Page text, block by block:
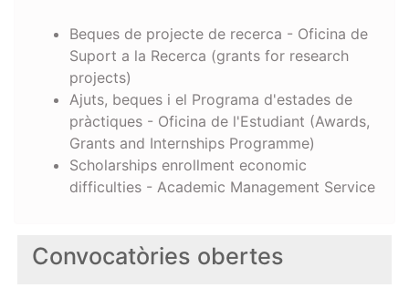
Convocatòries obertes
Beques de projecte de recerca - Oficina de
Suport a la Recerca (grants for research
projects)
Ajuts, beques i el Programa d'estades de
pràctiques - Oficina de l'Estudiant (Awards,
Grants and Internships Programme)
Scholarships enrollment economic
difficulties - Academic Management Service